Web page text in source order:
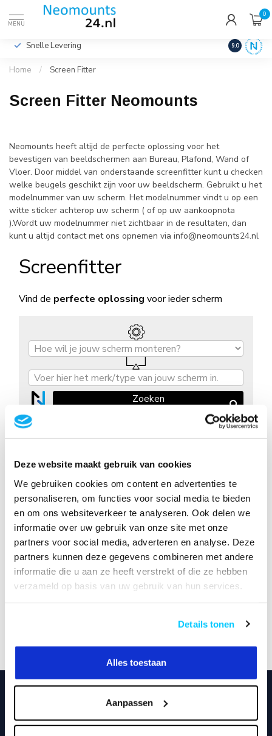
Deze website maakt gebruik van cookies
We gebruiken cookies om content en advertenties te
personaliseren, om functies voor social media te bieden
en om ons websiteverkeer te analyseren. Ook delen we
informatie over uw gebruik van onze site met onze
partners voor social media, adverteren en analyse. Deze
partners kunnen deze gegevens combineren met andere
informatie die u aan ze heeft verstrekt of die ze hebben
verzameld op basis van uw gebruik van hun services.
Details tonen
Alles toestaan
Aanpassen
MENU
0
Incl. btw
Snelle Levering Hoge
9.0
Home / Screen Fitter
Screen Fitter Neomounts
Neomounts heeft altijd de perfecte oplossing voor het
bevestigen van beeldschermen aan Bureau, Plafond, Wand of
Vloer. Door middel van onderstaande screenfitter kunt u checken
welke beugels geschikt zijn voor uw beeldscherm. Gebruikt u het
modelnummer van uw scherm. Het modelnummer vindt u op een
witte sticker achterop uw scherm ( of op uw aankoopnota
).Wordt uw modelnummer niet zichtbaar in de resultaten, dan
kunt u altijd contact met ons opnemen via info@neomounts24.nl